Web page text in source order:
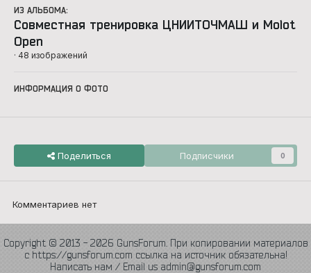
ИЗ АЛЬБОМА:
Совместная тренировка ЦНИИТОЧМАШ и Molot
Open
· 48 изображений
ИНФОРМАЦИЯ О ФОТО
Поделиться Подписчики 0
Комментариев нет
Copyright © 2013 - 2026 GunsForum. При копировании материалов
с https://gunsforum.com ссылка на источник обязательна!
Написать нам / Email us admin@gunsforum.com